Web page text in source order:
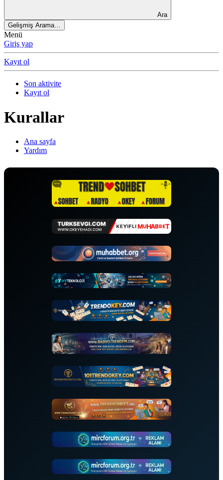
Ara
Gelişmiş Arama…
Menü
Giriş yap
Kayıt ol
Son aktivite
Kayıt ol
Kurallar
Ana sayfa
Yardım